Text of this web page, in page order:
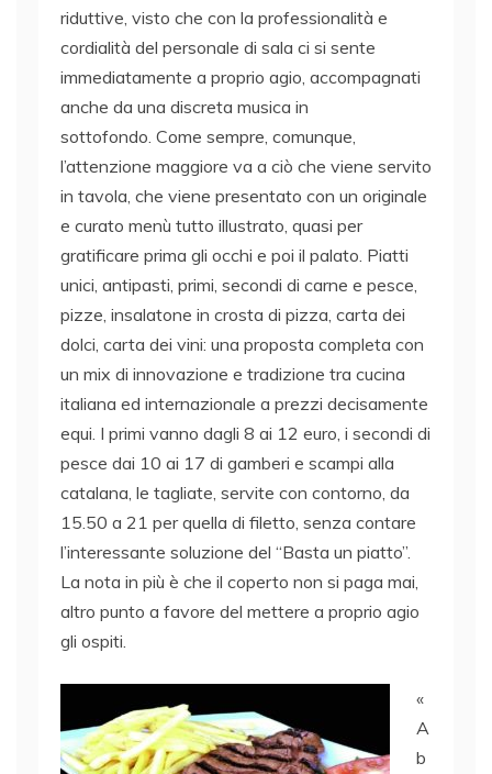
riduttive, visto che con la professionalità e
cordialità del personale di sala ci si sente
immediatamente a proprio agio, accompagnati
anche da una discreta musica in
sottofondo. Come sempre, comunque,
l’attenzione maggiore va a ciò che viene servito
in tavola, che viene presentato con un originale
e curato menù tutto illustrato, quasi per
gratificare prima gli occhi e poi il palato. Piatti
unici, antipasti, primi, secondi di carne e pesce,
pizze, insalatone in crosta di pizza, carta dei
dolci, carta dei vini: una proposta completa con
un mix di innovazione e tradizione tra cucina
italiana ed internazionale a prezzi decisamente
equi. I primi vanno dagli 8 ai 12 euro, i secondi di
pesce dai 10 ai 17 di gamberi e scampi alla
catalana, le tagliate, servite con contorno, da
15.50 a 21 per quella di filetto, senza contare
l’interessante soluzione del “Basta un piatto”.
La nota in più è che il coperto non si paga mai,
altro punto a favore del mettere a proprio agio
gli ospiti.
«
A
b